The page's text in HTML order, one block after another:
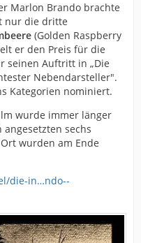
Marlon Brando brachte
nur die dritte
(Golden Raspberry
er den Preis für die
seinen Auftritt in „Die
Nebendarsteller".
Kategorien nominiert.
wurde immer länger
sechs
wurden am Ende
die-in…ndo--